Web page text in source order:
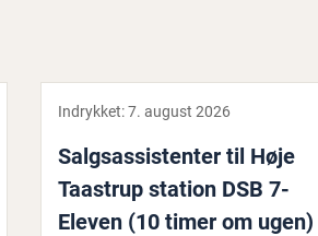
Indrykket:7. august 2026
Salgs­as­si­sten­ter til Høje
Taastrup station DSB 7-
Eleven (10 timer om ugen)